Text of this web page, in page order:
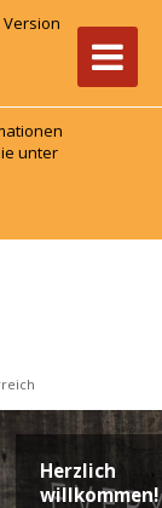
unter
Herzlich
willkommen!